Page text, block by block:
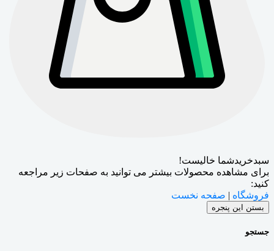
سبدخریدشما خالیست!
برای مشاهده محصولات بیشتر می توانید به صفحات زیر مراجعه
کنید:
فروشگاه | صفحه نخست
بستن این پنجره
جستجو